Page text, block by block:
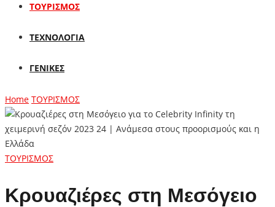
ΤΟΥΡΙΣΜΟΣ
ΤΕΧΝΟΛΟΓΙΑ
ΓΕΝΙΚΕΣ
Home ΤΟΥΡΙΣΜΟΣ
ΤΟΥΡΙΣΜΟΣ
Κρουαζιέρες στη Μεσόγειο